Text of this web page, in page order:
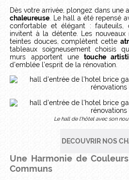
Dès votre arrivée, plongez dans une
chaleureuse . Le hall a été repensé
confortable et élégant : fauteuils,
invitent à la détente. Les nouveaux
teintes douces, complètent cette
tableaux soigneusement choisis
murs apportent une touche
d'emblée l’esprit de la rénovation.
Le hall de l'hôtel avec son
DECOUVRIR NOS
Une Harmonie de
Communs